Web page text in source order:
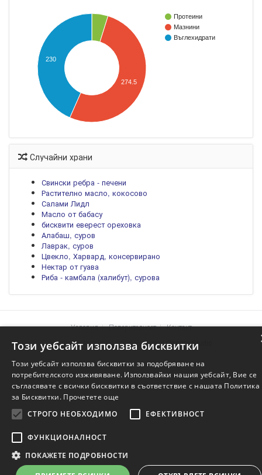
Протеини
Мазнини
Въглехидрати
230
274.5
Случайни храни
Свински ребра - печени
Растително масло, кокосово
Салами Лидл
Масло от бабасу
бисквити еверест ореховка
Алабаш, суров
Лаврак, суров
Цвекло, Харвард, консервирано
Нектар от гуава
Риба - камбала (халибут), сурова
Условия Поверителност
Контакт
Храните.info © 2004-2026 Project ofGenera Studio
Този уебсайт използва бисквитки
Този уебсайт използва бисквитки за подобряване на
потребителското изживяване. Използвайки нашия уебсайт, Вие се
съгласявате с всички бисквитки в съответствие с нашата Политика
за Бисквитки. Прочетете още
СТРОГО НЕОБХОДИМО
ЕФЕКТИВНОСТ
ФУНКЦИОНАЛНОСТ
ПОКАЖЕТЕ ПОДРОБНОСТИ